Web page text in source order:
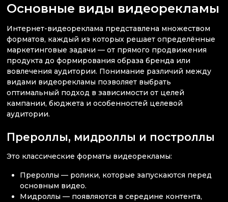
Основные виды видеорекламы
Интернет-видеореклама представлена множеством
форматов, каждый из которых решает определённые
маркетинговые задачи — от прямого продвижения
продукта до формирования образа бренда или
вовлечения аудитории. Понимание различий между
видами видеорекламы позволяет выбрать
оптимальный подход в зависимости от целей
кампании, бюджета и особенностей целевой
аудитории.
Прероллы, мидроллы и построллы
Это классические форматы видеорекламы:
Прероллы — ролики, которые запускаются перед
основным видео.
Мидроллы — появляются в середине контента,